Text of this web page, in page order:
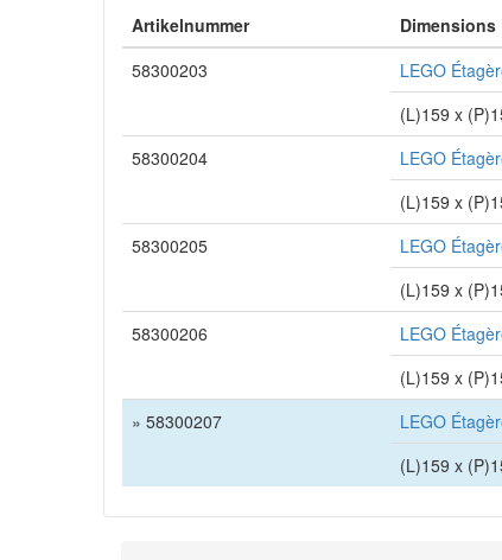
Artikelnummer Dimensions
58300203
LEGO
(L)159 x
58300204
LEGO
(L)159 x
58300205
LEGO
(L)159 x
58300206
LEGO
(L)159 x
» 58300207
LEGO
(L)159 x